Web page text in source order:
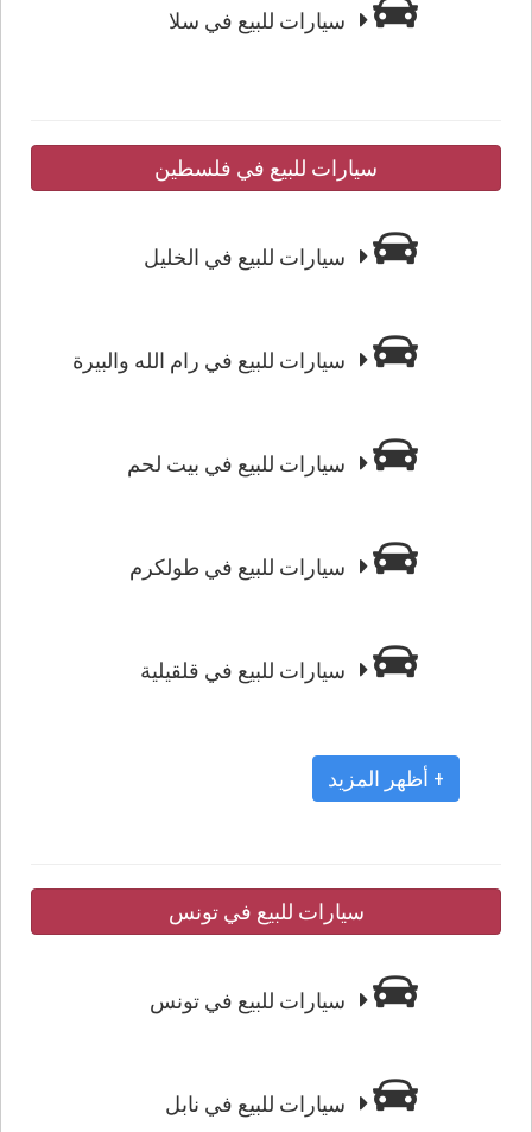
سيارات للبيع في سلا
سيارات للبيع في فلسطين
سيارات للبيع في الخليل
سيارات للبيع في رام الله والبيرة
سيارات للبيع في بيت لحم
سيارات للبيع في طولكرم
سيارات للبيع في قلقيلية
+ أظهر المزيد
سيارات للبيع في تونس
سيارات للبيع في تونس
سيارات للبيع في نابل